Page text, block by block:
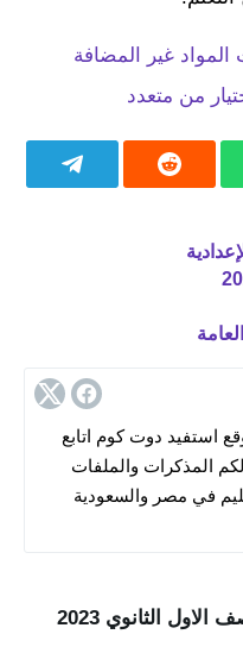
المواد غير المضافة
استفيد دوت كوم اتابع
المذكرات والملفات
في مصر والسعودية
خطوات تسجيل استمارة الصف الاول الثانوي 2023